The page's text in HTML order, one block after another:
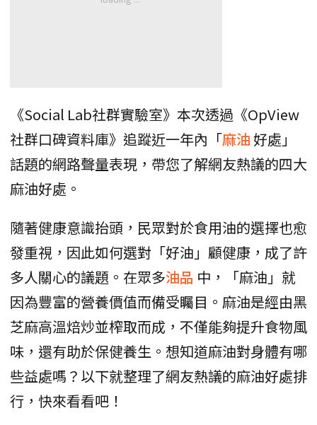
《Social Lab社群實驗室》本次透過《OpView
社群口碑資料庫》追蹤近一年內「麻油好處」
話題的網路聲量表現，帶您了解網友熱議的四大
麻油好處。
隨著健康意識抬頭，民眾對於食用油的選擇也愈
發重視，因此如何選對「好油」顧健康，成了許
多人關心的議題。在眾多油品 中，「麻油」就
因為豐富的營養價值而備受矚目。麻油是經由黑
芝麻高溫焙炒並榨取而成，不僅能夠提升食物風
味，還有助於保健養生。想知道麻油對身體有哪
些益處嗎？以下就整理了網友熱議的麻油好處排
行，快來看看吧！